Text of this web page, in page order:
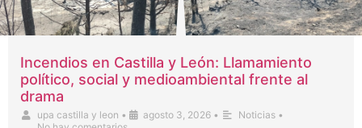
Incendios en Castilla y León: Llamamiento
político, social y medioambiental frente al
drama
upa castilla y leon • agosto 3, 2026 • Noticias •